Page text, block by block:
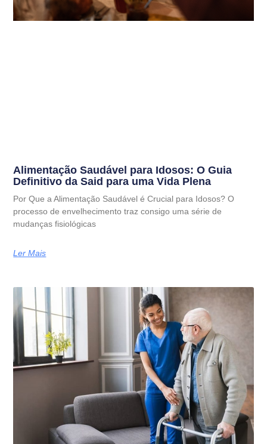
Alimentação Saudável para Idosos: O Guia
Definitivo da Said para uma Vida Plena
Por Que a Alimentação Saudável é Crucial para Idosos? O
processo de envelhecimento traz consigo uma série de
mudanças fisiológicas
Ler Mais